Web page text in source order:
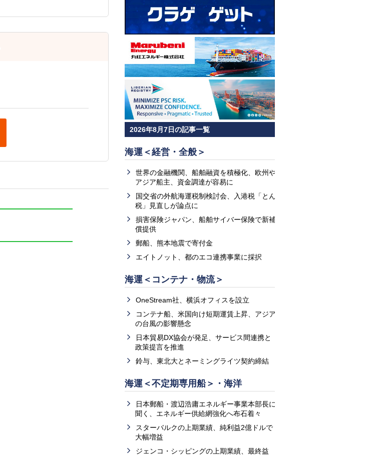
2026年8月7日の記事一覧
海運＜経営・全般＞
世界の金融機関、船舶融資を積極化、欧州や
アジア船主、資金調達が容易に
国交省の外航海運税制検討会、入港税「とん
税」見直しが論点に
損害保険ジャパン、船舶サイバー保険で新補
償提供
郵船、熊本地震で寄付金
エイトノット、都のエコ連携事業に採択
海運＜コンテナ・物流＞
OneStream社、横浜オフィスを設立
コンテナ船、米国向け短期運賃上昇、アジア
の台風の影響懸念
日本貿易DX協会が発足、サービス間連携と
政策提言を推進
鈴与、東北大とネーミングライツ契約締結
海運＜不定期専用船＞・海洋
日本郵船・渡辺浩庸エネルギー事業本部長に
聞く、エネルギー供給網強化へ布石着々
スターバルクの上期業績、純利益2億ドルで
大幅増益
ジェンコ・シッピングの上期業績、最終益